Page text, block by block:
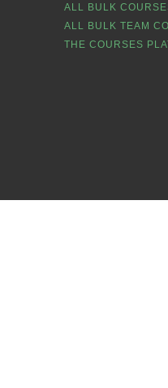
ALL BULK
ALL BULK TEAM
THE COURSES